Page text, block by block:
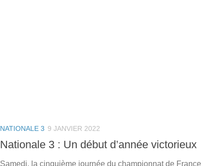
NATIONALE 3 9 JANVIER 2022
Nationale 3 : Un début d’année victorieux
Samedi, la cinquième journée du championnat de France